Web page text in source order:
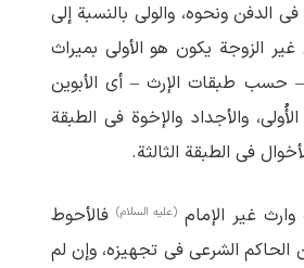
الدفن ونحوه، والولی بالنسبة إلی
الزوجة یکون هو الأولی بمیراث
– حسب طبقات الإرث – أی الأبوین
والأجداد والإخوة فی الطبقة
فی الطبقة الثالثة.
غیر الإمام (علیه السلام) فالأحوط
الحاکم الشرعی فی تجهیزه، وإن لم‏